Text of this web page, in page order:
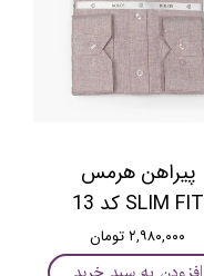
پیراهن هرمس
SLIM FIT کد 13
۲,۹۸۰,۰۰۰ تومان